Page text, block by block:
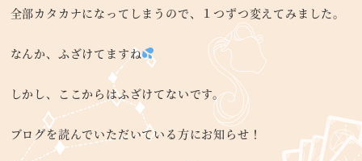
全部カタカナになってしまうので、１つずつ変えてみました。
なんか、ふざけてますね
しかし、ここからはふざけてないです。
ブログを読んでいただいている方にお知らせ！